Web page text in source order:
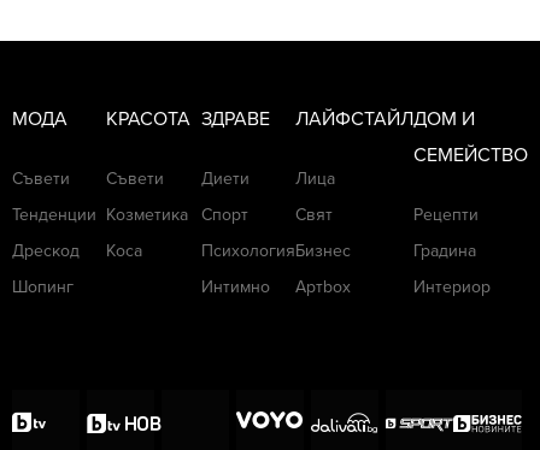
МОДА
Съвети
Тенденции
Дрескод
Шопинг
КРАСОТА
Съвети
Козметика
Коса
ЗДРАВЕ
Диети
Спорт
Психология
Интимно
ЛАЙФСТАЙЛ
Лица
Свят
Бизнес
Артbox
ДОМ И
СЕМЕЙСТВО
Рецепти
Градина
Интериор